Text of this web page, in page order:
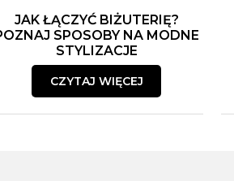
JAK ŁĄCZYĆ BIŻUTERIĘ?
SPOSOBY NA MODNE
STYLIZACJE
CZYTAJ WIĘCEJ